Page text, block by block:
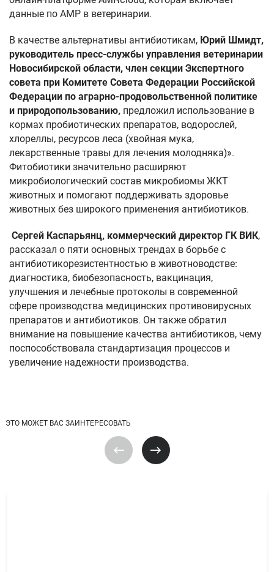
данные по АМР в ветеринарии.
В качестве альтернативы антибиотикам, Юрий Шмидт,
руководитель пресс-службы управления ветеринарии
Новосибирской области, член секции Экспертного
совета при Комитете Совета Федерации Российской
Федерации по аграрно-продовольственной политике
и природопользованию, предложил использование в
кормах пробиотических препаратов, водорослей,
хлореллы, ресурсов леса (хвойная мука,
лекарственные травы для лечения молодняка)».
Фитобиотики значительно расширяют
микробиологический состав микробиомы ЖКТ
животных и помогают поддерживать здоровье
животных без широкого применения антибиотиков.
Сергей Каспарьянц, коммерческий директор ГК ВИК,
рассказал о пяти основных трендах в борьбе с
антибиотикорезистентностью в животноводстве:
диагностика, биобезопасность, вакцинация,
улучшения и лечебные протоколы в современной
сфере производства медицинских противовирусных
препаратов и антибиотиков. Он также обратил
внимание на повышение качества антибиотиков, чему
поспособствовала стандартизация процессов и
увеличение надежности производства.
ЭТО МОЖЕТ ВАС ЗАИНТЕРЕСОВАТЬ